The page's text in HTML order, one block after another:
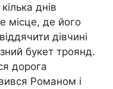
днів
місце, де його
дівчині
букет троянд.
дорога
Романом і